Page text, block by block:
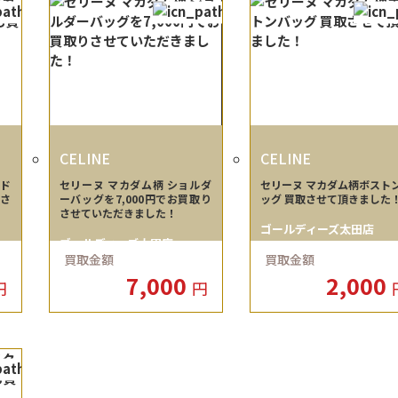
CELINE
セリーヌ マカダム柄 ショルダ
ーバッグを7,000円でお買取り
させていただきました！
ゴールディーズ太田店
買取金額
7,000 円
CELINE
セリーヌ マカダム柄ボスト
ッグ 買取させて頂きました！
ゴールディーズ太田店
買取金額
2,000